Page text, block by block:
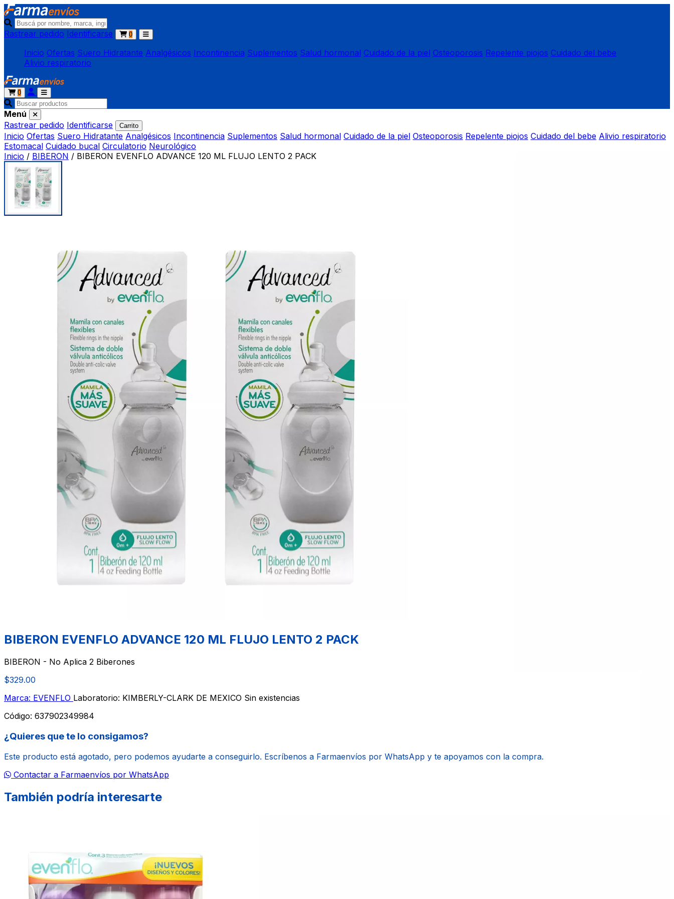
Rastrear pedido Identificarse 0
Inicio Ofertas Suero Hidratante Analgésicos Incontinencia Suplementos Salud hormonal Cuidado de la piel Osteoporosis Repelente piojos Cuidado del bebe
Alivio respiratorio
0
Menú
Rastrear pedido Identificarse Carrito
Inicio Ofertas Suero Hidratante Analgésicos Incontinencia Suplementos Salud hormonal Cuidado de la piel Osteoporosis Repelente piojos Cuidado del bebe Alivio respiratorio
Estomacal Cuidado bucal Circulatorio Neurológico
Inicio / BIBERON / BIBERON EVENFLO ADVANCE 120 ML FLUJO LENTO 2 PACK
BIBERON EVENFLO ADVANCE 120 ML FLUJO LENTO 2 PACK
BIBERON - No Aplica 2 Biberones
$329.00
Marca: EVENFLO Laboratorio: KIMBERLY-CLARK DE MEXICO Sin existencias
Código: 637902349984
¿Quieres que te lo consigamos?
Este producto está agotado, pero podemos ayudarte a conseguirlo. Escríbenos a Farmaenvíos por WhatsApp y te apoyamos con la compra.
Contactar a Farmaenvíos por WhatsApp
También podría interesarte